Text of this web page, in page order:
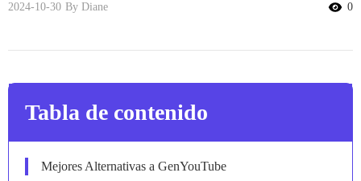
2024-10-30 By Diane 0
Tabla de contenido
Mejores Alternativas a GenYouTube